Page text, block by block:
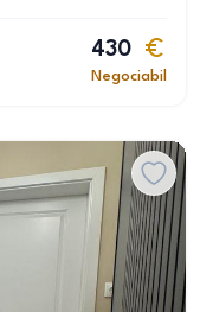
430
Negociabil